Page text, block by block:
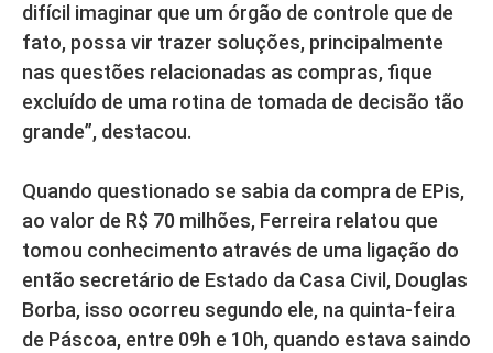
difícil imaginar que um órgão de controle que de
fato, possa vir trazer soluções, principalmente
nas questões relacionadas as compras, fique
excluído de uma rotina de tomada de decisão tão
grande”, destacou.
Quando questionado se sabia da compra de EPis,
ao valor de R$ 70 milhões, Ferreira relatou que
tomou conhecimento através de uma ligação do
então secretário de Estado da Casa Civil, Douglas
Borba, isso ocorreu segundo ele, na quinta-feira
de Páscoa, entre 09h e 10h, quando estava saindo